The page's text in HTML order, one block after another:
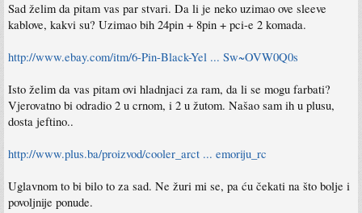
Sad želim da pitam vas par stvari. Da li je neko uzimao ove sleeve
kablove, kakvi su? Uzimao bih 24pin + 8pin + pci-e 2 komada.
http://www.ebay.com/itm/6-Pin-Black-Yel ... Sw~OVW0Q0s
Isto želim da vas pitam ovi hladnjaci za ram, da li se mogu farbati?
Vjerovatno bi odradio 2 u crnom, i 2 u žutom. Našao sam ih u plusu,
dosta jeftino..
http://www.plus.ba/proizvod/cooler_arct ... emoriju_rc
Uglavnom to bi bilo to za sad. Ne žuri mi se, pa ću čekati na što bolje i
povoljnije ponude.